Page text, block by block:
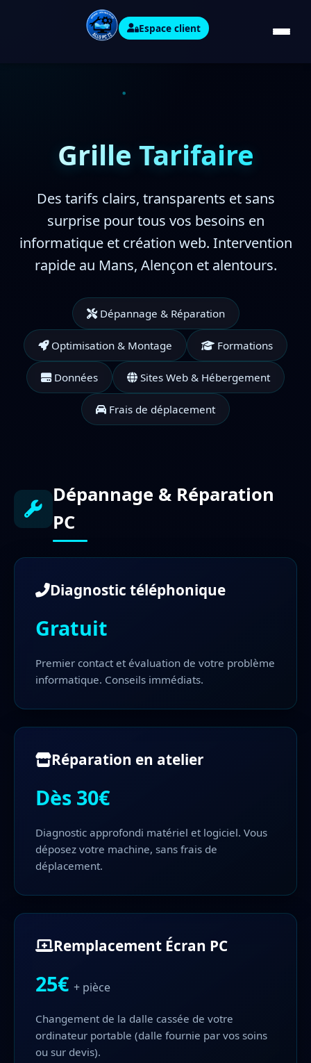
Espace client
Grille Tarifaire
Des tarifs clairs, transparents et sans
surprise pour tous vos besoins en
informatique et création web. Intervention
rapide au Mans, Alençon et alentours.
Dépannage & Réparation
Optimisation & Montage Formations
Données Sites Web & Hébergement
Frais de déplacement
Dépannage & Réparation
PC
Diagnostic téléphonique
Gratuit
Premier contact et évaluation de votre problème
informatique. Conseils immédiats.
Réparation en atelier
Dès 30€
Diagnostic approfondi matériel et logiciel. Vous
déposez votre machine, sans frais de
déplacement.
Remplacement Écran PC
25€ + pièce
Changement de la dalle cassée de votre
ordinateur portable (dalle fournie par vos soins
ou sur devis).